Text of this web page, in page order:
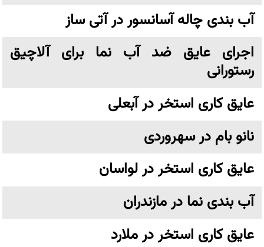
آب بندی چاله آسانسور در آتی ساز
اجرای عایق ضد آب نما برای آلاچیق
رستورانی
عایق کاری استخر در آبعلی
نانو بام در سهروردی
عایق کاری استخر در لواسان
آب بندی نما در مازندران
عایق کاری استخر در ملارد